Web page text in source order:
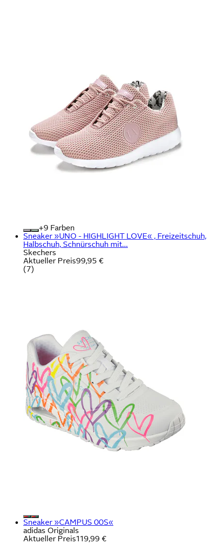
+
Farben
Sneaker »UNO - HIGHLIGHT LOVE« , Freizeitschuh,
Halbschuh, Schnürschuh mit...
Skechers
Aktueller Preis99,95 €
(7)
Sneaker »CAMPUS 00S«
adidas Originals
Aktueller Preis119,99 €